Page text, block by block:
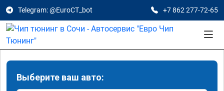
Telegram: @EuroCT_bot +7 862 277-72-65
Выберите ваш авто: